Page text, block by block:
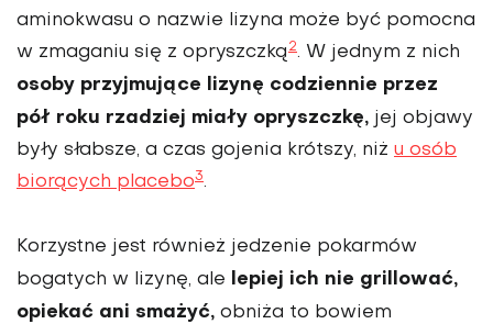
aminokwasu o nazwie lizyna może być pomocna
w zmaganiu się z opryszczką 2. W jednym z nich
osoby przyjmujące lizynę codziennie przez
pół roku rzadziej miały opryszczkę, jej objawy
były słabsze, a czas gojenia krótszy, niż u osób
biorących placebo3.
Korzystne jest również jedzenie pokarmów
bogatych w lizynę, ale
lepiej ich nie grillować,
opiekać ani smażyć, obniża to bowiem